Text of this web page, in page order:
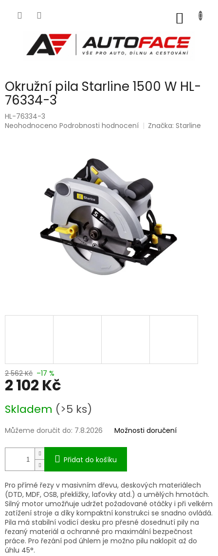
Okružní pila Starline 1500 W HL-
76334-3
HL-76334-3
Průměrné
Neohodnoceno Podrobnosti hodnocení Značka:Starline
2 562 Kč –17 %
2 102 Kč
cena:
Skladem (>5 ks)
Můžeme doručit do: 7.8.2026 Možnosti doručení
Přidat do košíku
Pro přímé řezy v masivním dřevu, deskových materiálech
(DTD, MDF, OSB, překližky, laťovky atd.) a umělých hmotách.
Silný motor umožňuje udržet požadované otáčky i při velkém
zatížení stroje a díky kompaktní konstrukci se snadno ovládá.
Pila má stabilní vodicí desku pro přesné dosednutí pily na
řezaný materiál a ochranné pro maximální bezpečnost
práce. Pro řezání pod úhlem je možno pilu naklopit až do
úhlu 45°.